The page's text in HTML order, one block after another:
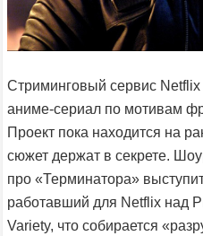
Стриминговый сервис Netflix
аниме-сериал по мотивам
Проект пока находится на
сюжет держат в секрете.
про «Терминатора»
работавший для Netflix над
Variety, что собирается